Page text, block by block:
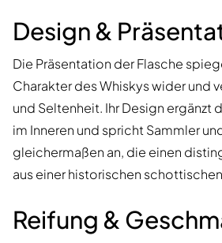
Design &
Die Präsentation der Flasche
Charakter des Whiskys wider und
und Seltenheit. Ihr Design ergänzt
im Inneren und spricht Sammler
gleichermaßen an, die einen
aus einer historischen
Reifung &